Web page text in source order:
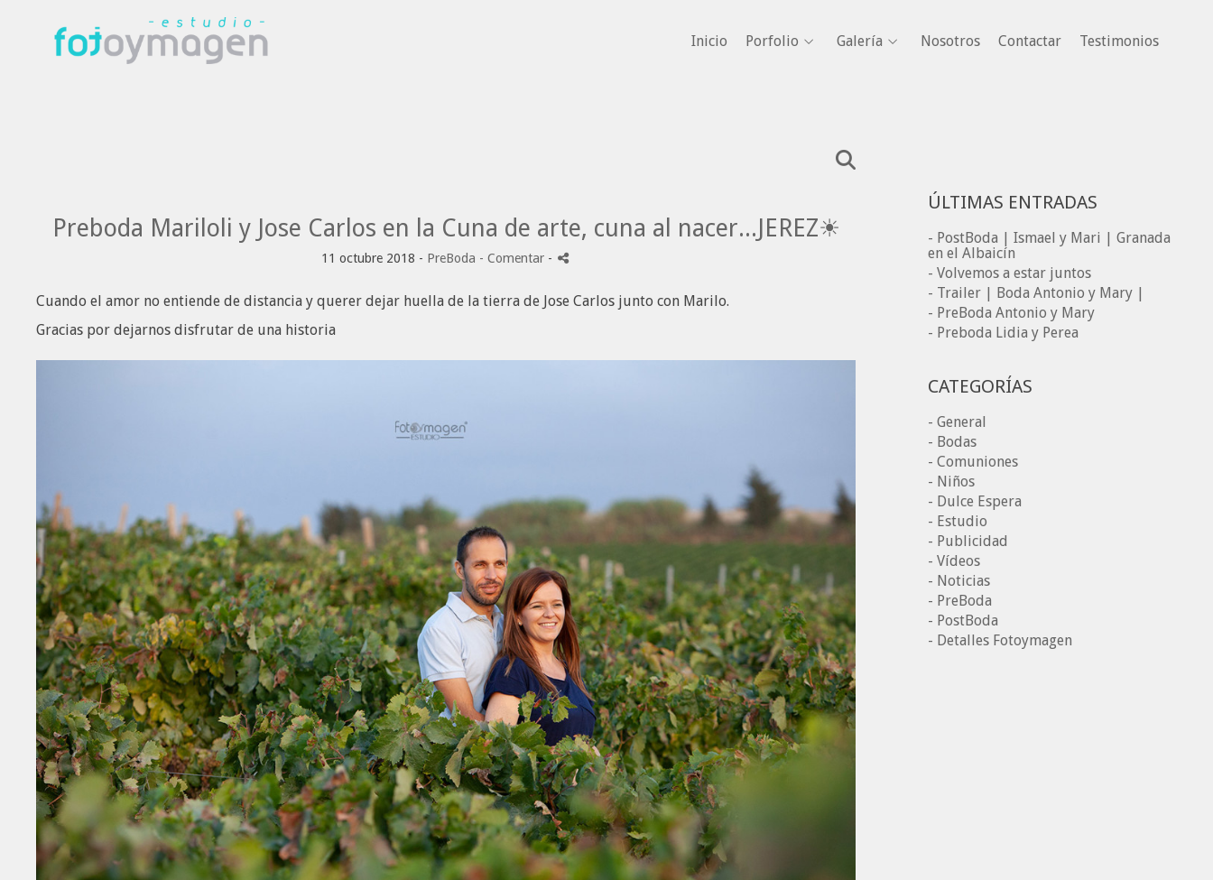
Inicio Porfolio Galería Nosotros Contactar Testimonios
Preboda Mariloli y Jose Carlos en la Cuna de arte, cuna al nacer...JEREZ☀
11 octubre 2018 - PreBoda - Comentar -
Cuando el amor no entiende de distancia y querer dejar huella de la tierra de Jose Carlos junto con Marilo.
Gracias por dejarnos disfrutar de una historia
ÚLTIMAS ENTRADAS
- PostBoda | Ismael y Mari | Granada
en el Albaicín
- Volvemos a estar juntos
- Trailer | Boda Antonio y Mary |
- PreBoda Antonio y Mary
- Preboda Lidia y Perea
CATEGORÍAS
- General
- Bodas
- Comuniones
- Niños
- Dulce Espera
- Estudio
- Publicidad
- Vídeos
- Noticias
- PreBoda
- PostBoda
- Detalles Fotoymagen